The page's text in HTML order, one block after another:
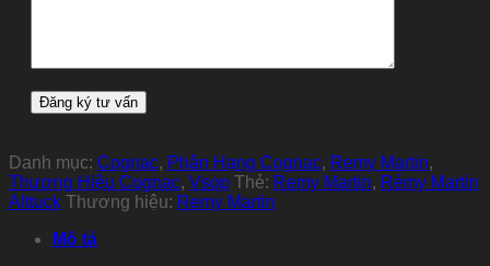
Danh mục: Cognac, Phân Hạng Cognac, Remy Martin,
Thương Hiệu Cognac, Vsop Thẻ: Remy Martin, Rémy Martin
Alttuck
Thương hiệu: Remy Martin
Mô tả